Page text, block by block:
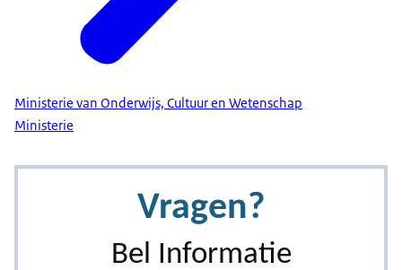
Ministerie van Onderwijs, Cultuur en Wetenschap
Ministerie